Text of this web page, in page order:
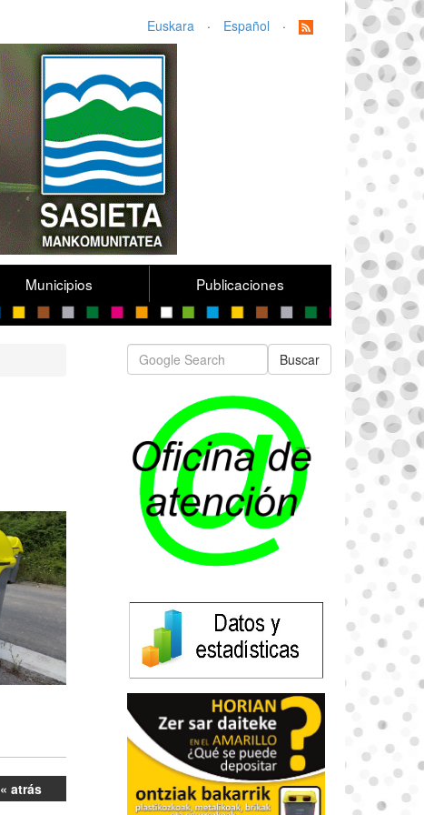
Euskara · Español ·
Municipios Publicaciones
« atrás
Buscar